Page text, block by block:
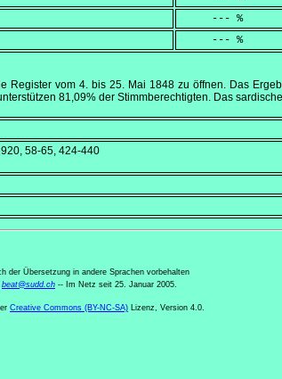
     --- %
     --- %
Register vom 4. bis 25. Mai 1848 zu öffnen. Das
81,09% der Stimmberechtigten. Das
58-65, 424-440
der Übersetzung in andere Sprachen vorbehalten
beat@sudd.ch -- Im Netz seit 25. Januar 2005.
Creative Commons (BY-NC-SA) Lizenz, Version 4.0.